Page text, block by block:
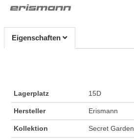
Eigenschaften
Lagerplatz 15D
Hersteller Erismann
Kollektion Secret Garden